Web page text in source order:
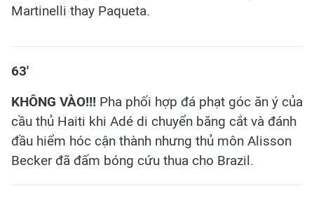
Martinelli thay Paqueta.
63'
KHÔNG VÀO!!! Pha phối hợp đá phạt góc ăn ý của
cầu thủ Haiti khi Adé di chuyển băng cắt và đánh
đầu hiểm hóc cận thành nhưng thủ môn Alisson
Becker đã đấm bóng cứu thua cho Brazil.